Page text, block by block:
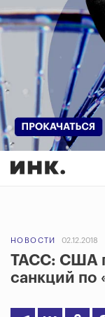
НОВОСТИ 02.12.2018
ТАСС: США
санкций по